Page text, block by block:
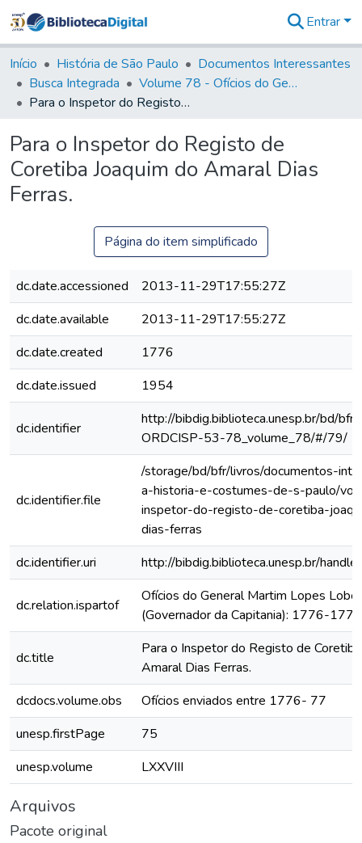
&
Coleções
Tudo na
Biblioteca
Estatísticas
Entrar
Início História de São Paulo
Documentos Interessantes
Busca Integrada
Volume 78 - Ofícios do General Martim Lopes Lobo de Saldanha (1777)
Para o Inspetor do Registo de Coretiba Joaquim do Amaral Dias Ferras.
Para o Inspetor do Registo de
Coretiba Joaquim do Amaral Dias
Ferras.
Página do item simplificado
dc.date.accessioned
2013-11-29T17:55:27Z
dc.date.available
2013-11-29T17:55:27Z
dc.date.created
1776
dc.date.issued
1954
dc.identifier
http://bibdig.biblioteca.unesp.br/bd/
ORDCISP-53-78_volume_78/#/79/
dc.identifier.file
/storage/bd/bfr/livros/documentos-
a-historia-e-costumes-de-s-paulo/
inspetor-do-registo-de-coretiba-
dias-ferras
dc.identifier.uri
http://bibdig.biblioteca.unesp.br/
dc.relation.ispartof
Ofícios do General Martim Lopes Lobo
(Governador da Capitania): 1776-1777
dc.title
Para o Inspetor do Registo de
Amaral Dias Ferras.
dcdocs.volume.obs
Ofícios enviados entre 1776- 77
unesp.firstPage
75
unesp.volume
LXXVIII
Arquivos
Pacote original